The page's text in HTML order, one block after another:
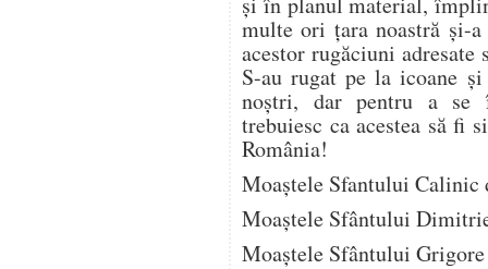
multe ori țara noastră și-
acestor rugăciuni
S-au rugat pe la icoane
noștri, dar pentru a se
trebuiesc ca acestea să fi
România!
Moaștele Sfantului
Moaștele Sfântului
Moaștele Sfântului